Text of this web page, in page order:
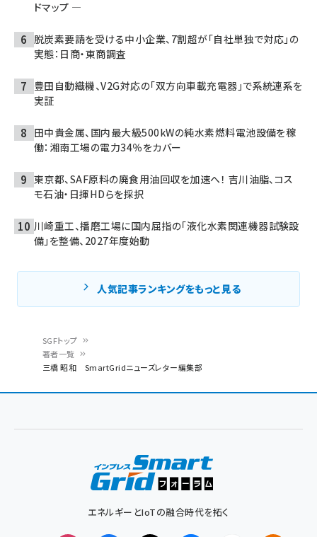
ン
ず
SGFトップ
著者一覧
三橋 昭和 SmartGridニューズレター編集部
ドマップ ―
脱炭素要請を受ける中小企業、7割超が「自社単独で対応」の
実態：日商・東商調査
豊田自動織機、V2G対応の「双方向車載充電器」で系統連系を
実証
田中貴金属、国内最大級500kWの純水素燃料電池設備を稼
働：湘南工場の電力34％をカバー
東京都、SAF原料の廃食用油回収を加速へ！ 吉川油脂、コス
モ石油・日揮HDらを採択
川崎重工、播磨工場に国内屈指の「液化水素関連機器試験設
備」を整備、2027年度始動
人気記事ランキングをもっと見る
エネルギーとIoTの融合時代を拓く